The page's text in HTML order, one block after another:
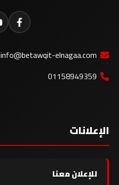
info@betawqit-elnagaa.com
01158949359
الإعلانات
للإعلان معنا